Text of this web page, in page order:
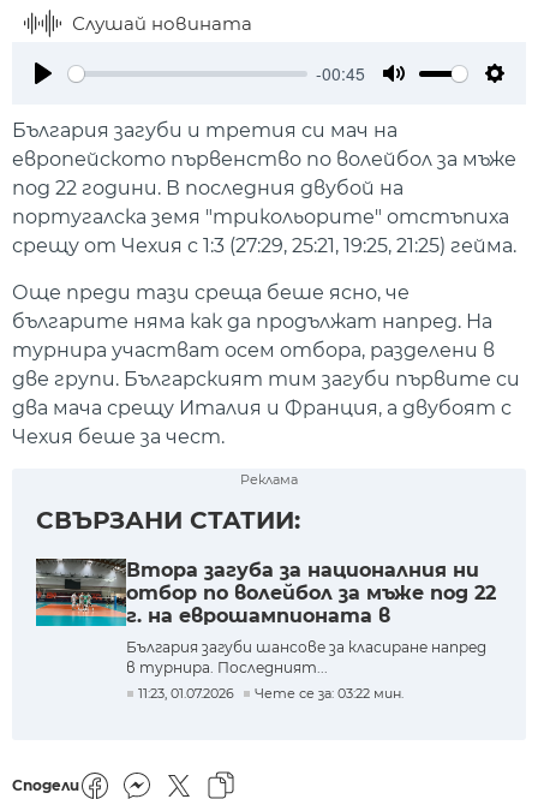
Слушай новината
-00:45
България загуби и третия си мач на
европейското първенство по волейбол за мъже
под 22 години. В последния двубой на
португалска земя "трикольорите" отстъпиха
срещу от Чехия с 1:3 (27:29, 25:21, 19:25, 21:25) гейма.
Още преди тази среща беше ясно, че
българите няма как да продължат напред. На
турнира участват осем отбора, разделени в
две групи. Българският тим загуби първите си
два мача срещу Италия и Франция, а двубоят с
Чехия беше за чест.
Реклама
СВЪРЗАНИ СТАТИИ:
Втора загуба за националния ни
отбор по волейбол за мъже под 22
г. на еврошампионата в
Португалия
България загуби шансове за класиране напред
в турнира. Последният...
11:23, 01.07.2026 Чете се за: 03:22 мин.
Сподели